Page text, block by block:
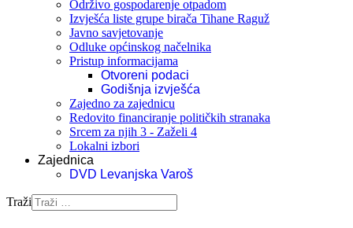
Održivo gospodarenje otpadom
Izvješća liste grupe birača Tihane Raguž
Javno savjetovanje
Odluke općinskog načelnika
Pristup informacijama
Otvoreni podaci
Godišnja izvješća
Zajedno za zajednicu
Redovito financiranje političkih stranaka
Srcem za njih 3 - Zaželi 4
Lokalni izbori
Zajednica
DVD Levanjska Varoš
Traži